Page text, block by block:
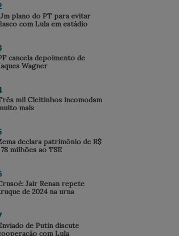
plano do PT para evitar
com Lula em estádio
cancela depoimento de
Wagner
mil Cleitinhos incomodam
mais
declara patrimônio de R$
milhões ao TSE
Jair Renan repete
de 2024 na urna
de Putin discute
com Lula